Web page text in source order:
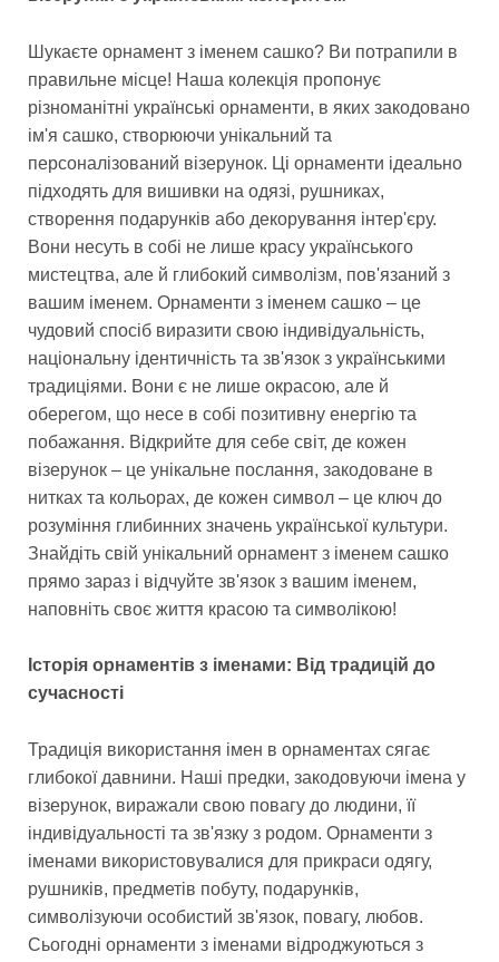
Шукаєте орнамент з іменем сашко? Ви потрапили в
правильне місце! Наша колекція пропонує
різноманітні українські орнаменти, в яких закодовано
ім'я сашко, створюючи унікальний та
персоналізований візерунок. Ці орнаменти ідеально
підходять для вишивки на одязі, рушниках,
створення подарунків або декорування інтер'єру.
Вони несуть в собі не лише красу українського
мистецтва, але й глибокий символізм, пов'язаний з
вашим іменем. Орнаменти з іменем сашко – це
чудовий спосіб виразити свою індивідуальність,
національну ідентичність та зв'язок з українськими
традиціями. Вони є не лише окрасою, але й
оберегом, що несе в собі позитивну енергію та
побажання. Відкрийте для себе світ, де кожен
візерунок – це унікальне послання, закодоване в
нитках та кольорах, де кожен символ – це ключ до
розуміння глибинних значень української культури.
Знайдіть свій унікальний орнамент з іменем сашко
прямо зараз і відчуйте зв'язок з вашим іменем,
наповніть своє життя красою та символікою!
Історія орнаментів з іменами: Від традицій до
сучасності
Традиція використання імен в орнаментах сягає
глибокої давнини. Наші предки, закодовуючи імена у
візерунок, виражали свою повагу до людини, її
індивідуальності та зв'язку з родом. Орнаменти з
іменами використовувалися для прикраси одягу,
рушників, предметів побуту, подарунків,
символізуючи особистий зв'язок, повагу, любов.
Сьогодні орнаменти з іменами відроджуються з